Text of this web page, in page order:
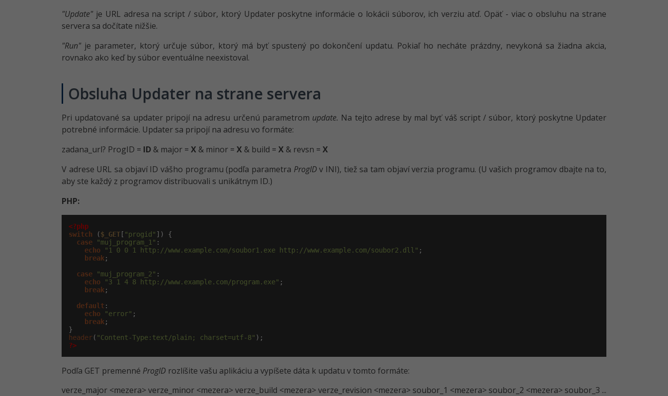
"Update"je URL adresa na script / súbor, ktorý Updater poskytne informácie o lokácii súborov, ich verziu atď. Opäť - viac o obsluhu na strane
servera sa dočítate nižšie.
"Run"je parameter, ktorý určuje súbor, ktorý má byť spustený po dokončení updatu. Pokiaľ ho necháte prázdny, nevykoná sa žiadna akcia,
rovnako ako keď by súbor eventuálne neexistoval.
Obsluha Updater na strane servera
Pri updatované sa updater pripojí na adresu určenú parametrom update. Na tejto adrese by mal byť váš script / súbor, ktorý poskytne Updater
potrebné informácie. Updater sa pripojí na adresu vo formáte:
zadana_url? ProgID = ID & major = X & minor = X & build = X & revsn = X
V adrese URL sa objaví ID vášho programu (podľa parametra ProgID v INI), tiež sa tam objaví verzia programu. (U vašich programov dbajte na to,
aby ste každý z programov distribuovali s unikátnym ID.)
PHP:
<?php
switch ($_GET [ "progid" ]) {
case
"muj_program_1" :
echo
"1 0 0 1 http://www.example.com/soubor1.exe http://www.example.com/soubor2.dll" ;
break;
case
"muj_program_2" :
echo
"3 1 4 8 http://www.example.com/program.exe" ;
break;
default :
echo
"error" ;
break;
header( "Content-Type:text/plain; charset=utf-8"
?>
Podľa GET premenné ProgID rozlíšite vašu aplikáciu a vypíšete dáta k updatu v tomto formáte:
verze_major <mezera> verze_minor <mezera> verze_build <mezera> verze_revision <mezera> soubor_1 <mezera> soubor_2 <mezera> soubor_3 ...